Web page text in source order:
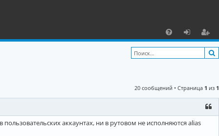
F
A
х
о
ег
и
р
а
20 сообщений • Страница 1 из 1
аккаунтах, ни в рутовом не исполняются alias